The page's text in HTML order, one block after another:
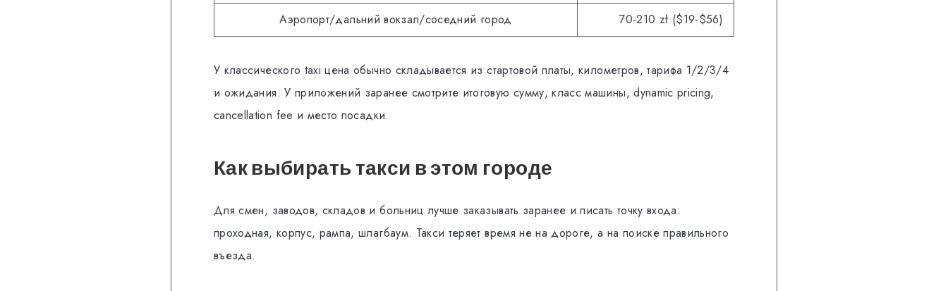
Аэропорт/дальний вокзал/соседний город 70-210 zł ($19-$56)
У классического taxi цена обычно складывается из стартовой платы, километров, тарифа 1/2/3/4
и ожидания. У приложений заранее смотрите итоговую сумму, класс машины, dynamic pricing,
cancellation fee и место посадки.
Как выбирать такси в этом городе
Для смен, заводов, складов и больниц лучше заказывать заранее и писать точку входа:
проходная, корпус, рампа, шлагбаум. Такси теряет время не на дороге, а на поиске правильного
въезда.